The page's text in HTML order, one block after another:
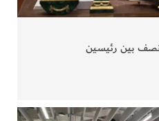
بين رئيسين